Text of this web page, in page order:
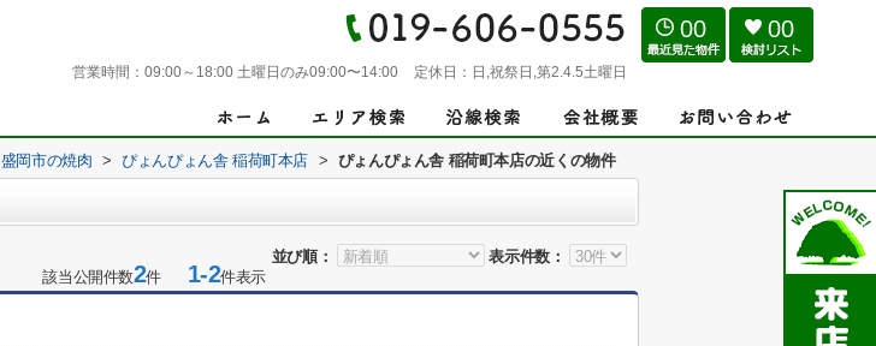
営業時間： 09:00～18:00 土曜日のみ09:00〜14:00 定休日： 日,祝祭日,第2.4.5土曜日
00 00
盛岡市の焼肉 > ぴょんぴょん舎 稲荷町本店 > ぴょんぴょん舎 稲荷町本店の近くの物件
並び順： 表示件数：
該当公開件数2件 1-2件表示